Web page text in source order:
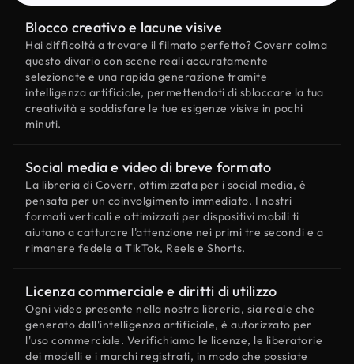
Blocco creativo e lacune visive
Hai difficoltà a trovare il filmato perfetto? Coverr colma
questo divario con scene reali accuratamente
selezionate e una rapida generazione tramite
intelligenza artificiale, permettendoti di sbloccare la tua
creatività e soddisfare le tue esigenze visive in pochi
minuti.
Social media e video di breve formato
La libreria di Coverr, ottimizzata per i social media, è
pensata per un coinvolgimento immediato. I nostri
formati verticali e ottimizzati per dispositivi mobili ti
aiutano a catturare l'attenzione nei primi tre secondi e a
rimanere fedele a TikTok, Reels e Shorts.
Licenza commerciale e diritti di utilizzo
Ogni video presente nella nostra libreria, sia reale che
generato dall'intelligenza artificiale, è autorizzato per
l'uso commerciale. Verifichiamo le licenze, le liberatorie
dei modelli e i marchi registrati, in modo che possiate